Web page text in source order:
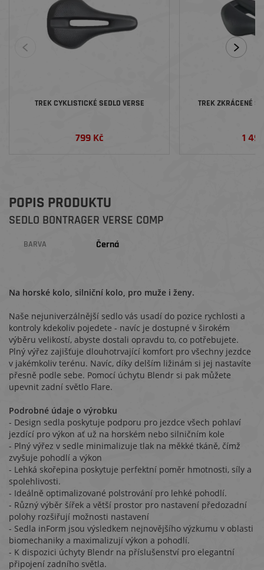
TREK CYKLISTICKÉ SEDLO VERSE
799 Kč
TREK ZKRÁCENÉ
1
POPIS PRODUKTU
SEDLO BONTRAGER VERSE COMP
BARVA Černá
Na horské kolo, silniční kolo, pro muže i ženy.
Naše nejuniverzálnější sedlo vás usadí do pozice rychlosti a
kontroly kdekoliv pojedete - navíc je dostupné v širokém
výběru velikostí, abyste dostali opravdu to, co potřebujete.
Plný výřez zajišťuje dlouhotrvající komfort pro všechny jezdce
v jakémkoliv terénu. Navíc, díky delším ližinám si jej nastavíte
přesně podle sebe. Pomocí úchytu Blendr si pak můžete
upevnit zadní světlo Flare.
Podrobné údaje o výrobku
- Design sedla poskytuje podporu pro jezdce všech pohlaví
jezdící pro výkon ať už na horském nebo silničním kole
- Plný výřez v sedle minimalizuje tlak na měkké tkáně, čímž
zvyšuje pohodlí a výkon
- Lehká skořepina poskytuje perfektní poměr hmotnosti, síly a
spolehlivosti.
- Ideálně optimalizované polstrování pro lehké pohodlí.
- Různý výběr šířek a větší prostor pro nastavení předozadní
polohy rozšiřují možnosti nastavení
- Sedla inForm jsou výsledkem nejnovějšího výzkumu v oblasti
biomechaniky a maximalizují výkon a pohodlí.
- K dispozici úchyty Blendr na příslušenství pro elegantní
připojení zadního světla.